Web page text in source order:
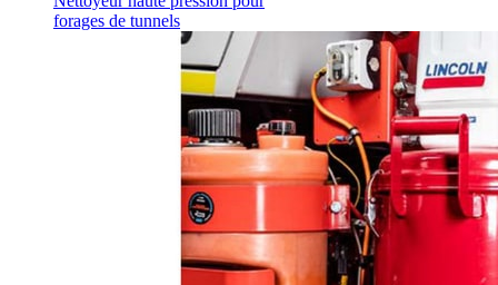
forages de tunnels